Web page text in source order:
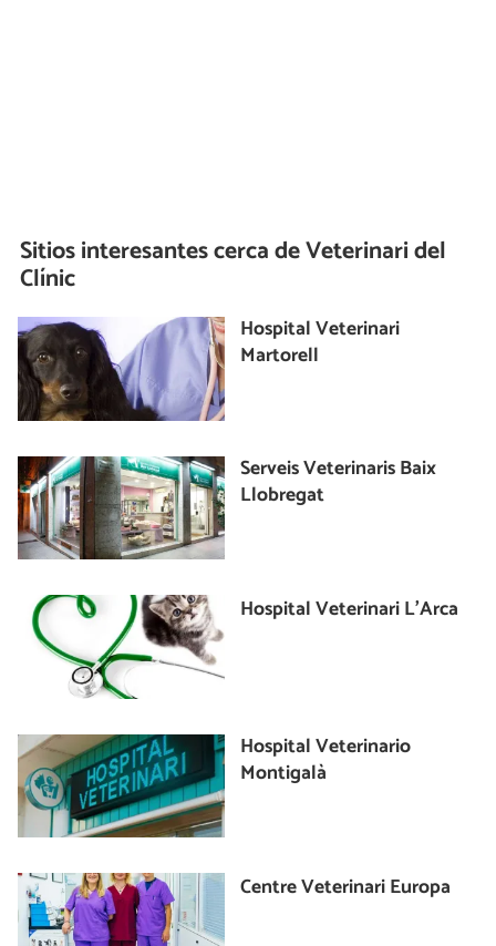
Sitios interesantes cerca deVeterinari del
Clínic
Hospital Veterinari
Martorell
Serveis Veterinaris Baix
Llobregat
Hospital Veterinari L'Arca
Hospital Veterinario
Montigalà
Centre Veterinari Europa